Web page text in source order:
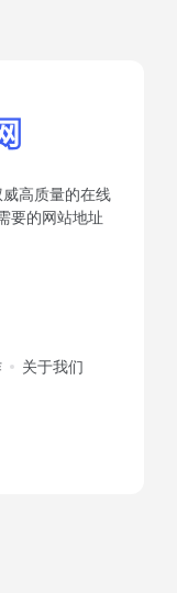
高质量的在线
要的网站地址
关于我们